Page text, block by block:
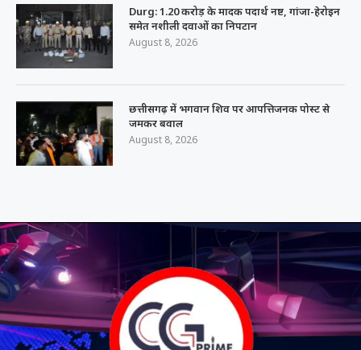
Durg: 1.20 करोड़ के मादक पदार्थ नष्ट, गांजा-हेरोइन
समेत नशीली दवाओं का निपटान
August 8, 2026
छत्तीसगढ़ में भगवान शिव पर आपत्तिजनक पोस्ट से
जमकर बवाल
August 8, 2026